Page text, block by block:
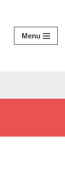
Menu